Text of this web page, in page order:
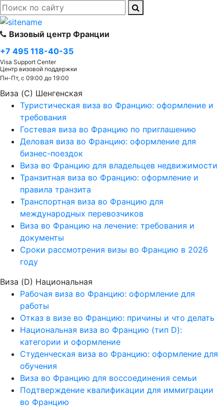
Визовый центр Франции
+7 495 118-40-35
Visa Support Center
Центр визовой поддержки
Пн-Пт, с 09:00 до 19:00
Виза (C) Шенгенская
Туристическая виза во Францию: оформление и
требования
Гостевая виза во Францию по приглашению
Деловая виза во Францию: оформление для
бизнес-поездок
Виза во Францию для владельцев недвижимости
Транзитная виза во Францию: оформление и
правила транзита
Транспортная виза во Францию для
международных перевозчиков
Виза во Францию на лечение: требования и
документы
Сроки рассмотрения визы во Францию в 2026
году
Виза (D) Национальная
Рабочая виза во Францию: оформление для
работы
Отказ в визе во Францию: причины и что делать
Национальная виза во Францию (тип D):
категории и оформление
Студенческая виза во Францию: оформление для
обучения
Виза во Францию для воссоединения семьи
Подтверждение квалификации для иммиграции
во Францию